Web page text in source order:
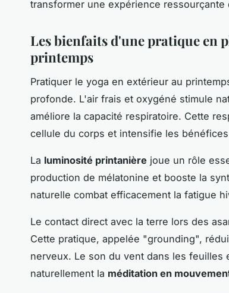
transformer une expérience
Les bienfaits d'une pratique en
printemps
Pratiquer le yoga en extérieur au
profonde. L'air frais et oxygéné stimule
améliore la capacité respiratoire. Cette
cellule du corps et intensifie les
La luminosité printanière joue un rôle
production de mélatonine et booste la
naturelle combat efficacement la fatigue
Le contact direct avec la terre lors des
Cette pratique, appelée "grounding",
nerveux. Le son du vent dans les feuilles
naturellement la méditation en